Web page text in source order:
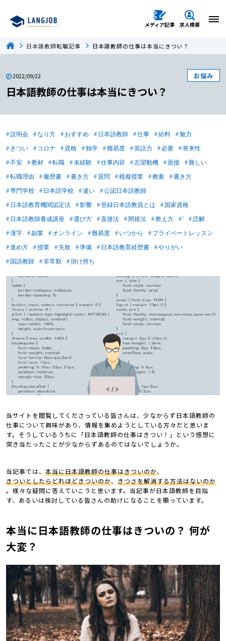
メディア記事 求人検索
日本語教師転職記事 日本語教師の仕事は本当にきつい？
2022/09/22 お悩み
日本語教師の仕事は本当にきつい？
説明会 なり方 おすすめ 日本語教師 仕事 給料
魅力
きつい
コロナ 資格 独学 難易度 英語力 必要
将来性
不安
教材 転職 未経験 仕事内容 志望動機 面接
難しい
転職理由
履歴書 書き方 質問 模擬授業 教案
書き方
専門学校
日本語学校 違い
公認日本語教師
日本語教育機関認定法
影響 登録日本語教員とは
国家資格
日本語教師養成講座
選び方 直接法 間接法 教え方 '
読解
漢字
副業 オンライン 難易度 いつから
プライベートレッスン
進め方
授業 失敗 準備 日本語教育経歴書
やりがい
国語教師
非常勤 掛け持ち
当サイトを閲覧してくださっている皆さんは、少なからず日本語教師の
仕事について興味があり、情報を集めようとしている方々だと思いま
す。そうしているうちに「日本語教師の仕事はきつい！」という感想に
突き当たったことが少なからずあるのではないでしょうか。
当記事では、 本当に日本語教師の仕事はきついのか、
きついとしたらどれほどきついのか、 きつさを解消する方法はないのか
。様々な疑問に答えていこうと思います。当記事が日本語教師を目指
す、あるいは検討している皆さんの助けになることを願っています。
本当に日本語教師の仕事はきついの？ 何が
大変？